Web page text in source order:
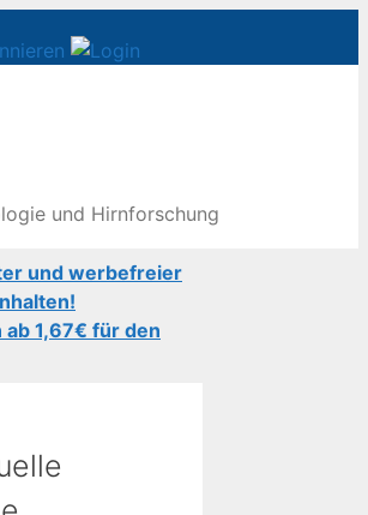
und Hirnforschung
und werbefreier
ab 1,67€ für den